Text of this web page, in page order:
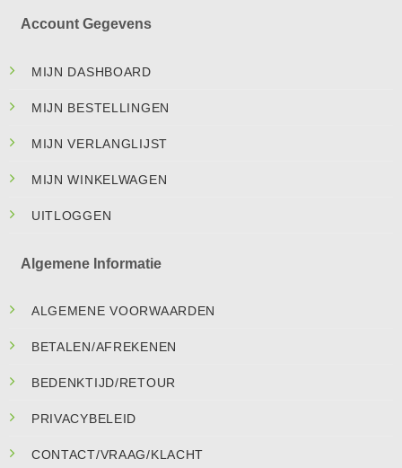
Account Gegevens
MIJN DASHBOARD
MIJN BESTELLINGEN
MIJN VERLANGLIJST
MIJN WINKELWAGEN
UITLOGGEN
Algemene Informatie
ALGEMENE VOORWAARDEN
BETALEN/AFREKENEN
BEDENKTIJD/RETOUR
PRIVACYBELEID
CONTACT/VRAAG/KLACHT